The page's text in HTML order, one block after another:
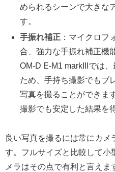
められるシーンで大きな
す。
手振れ補正 ：マイクロフ
合、強力な手振れ補正機
OM-D E-M1 markIIIでは
ため、手持ち撮影でもブ
写真を撮ることができま
撮影でも安定した結果を
良い写真を撮るには常にカメ
す。フルサイズと比較して小
メラはその点で有利と言えま